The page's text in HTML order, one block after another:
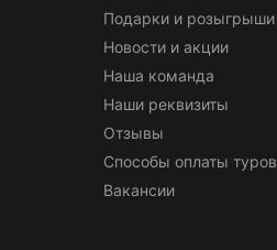
Подарки и розыгрыши
Новости и акции
Наша команда
Наши реквизиты
Отзывы
Способы оплаты туров
Вакансии